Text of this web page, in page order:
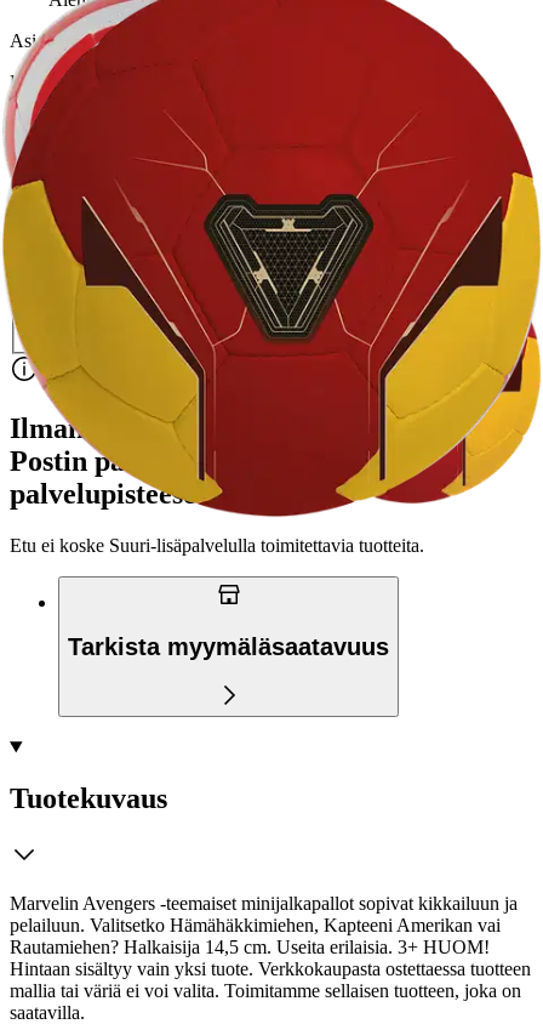
Asiakasomistajahinta
Hinta ilman S-Etukorttia:
Normaalihinta:
11,95 €
30 pv alin hinta:
11,95 €
Verkkokaupan hinta
Valitse toimitustapa
Nouto myymälästä
Ilmainen
Siirry valitsemaan myymälä
Toimitus
Ei saatavilla
Ilmainen toimitus yli 100 €:n tilauksille
Postin pakettiautomaattiin tai
palvelupisteeseen!
Etu ei koske Suuri‑lisäpalvelulla toimitettavia tuotteita.
Tarkista myymäläsaatavuus
Tuotekuvaus
Marvelin Avengers -teemaiset minijalkapallot sopivat kikkailuun ja
pelailuun. Valitsetko Hämähäkkimiehen, Kapteeni Amerikan vai
Rautamiehen? Halkaisija 14,5 cm. Useita erilaisia. 3+ HUOM!
Hintaan sisältyy vain yksi tuote. Verkkokaupasta ostettaessa tuotteen
mallia tai väriä ei voi valita. Toimitamme sellaisen tuotteen, joka on
saatavilla.